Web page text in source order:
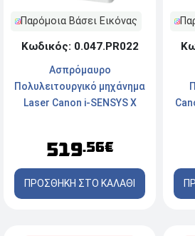
Παρόμοια Βάσει Εικόνας
Κωδικός: 0.047.PR022
Ασπρόμαυρο
Πολυλειτουργικό μηχάνημα
Laser Canon i-SENSYS X
- 1.200 x 1.200dpi, 40ppm -
USB, Ethernet, Wi-Fi + Toner
Canon T13 Black 10.600
σελίδες
519.56€
ΠΡΟΣΘΗΚΗ ΣΤΟ ΚΑΛΑΘΙ